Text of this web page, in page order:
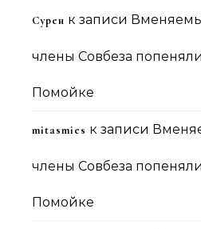
Сурен к записи
члены Совбеза попеняли
Помойке
mitasmies к записи
члены Совбеза попеняли
Помойке